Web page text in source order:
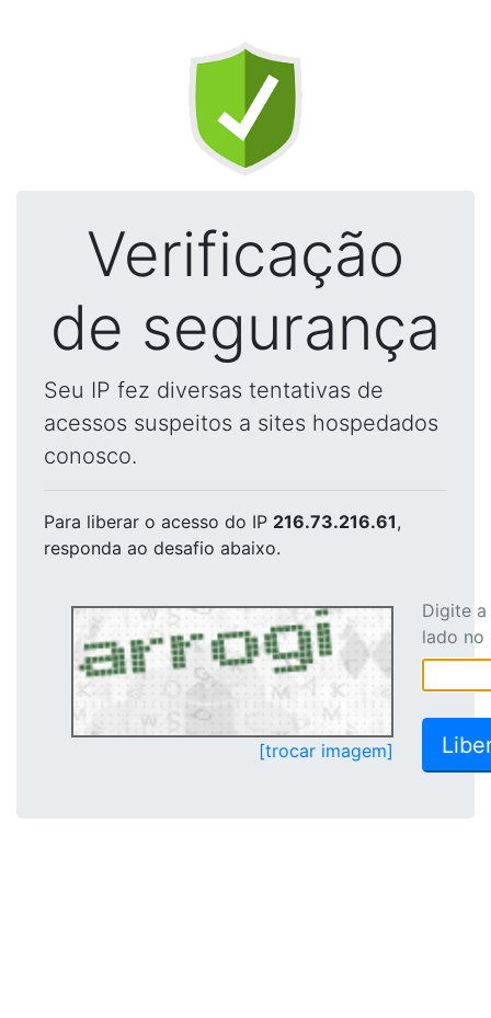
Verificação
de segurança
Seu IP fez diversas tentativas de
acessos suspeitos a sites hospedados
conosco.
Para liberar o acesso do IP 216.73.216.61,
responda ao desafio abaixo.
[trocar imagem]
Digite
lado no